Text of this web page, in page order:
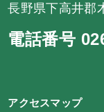
長野県下高井郡
電話番号
アクセスマップ